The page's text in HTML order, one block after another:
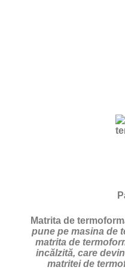
Matrita de
pune pe masina de
matrita de
incălzită, care
matritei de